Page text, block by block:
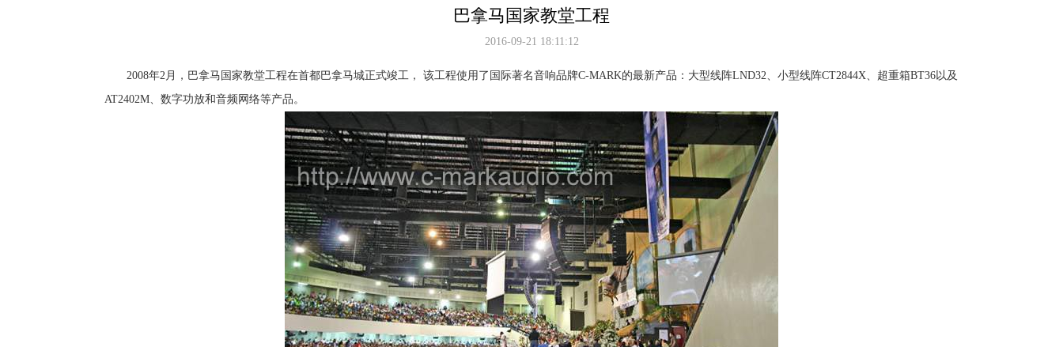
巴拿马国家教堂工程
2016-09-21 18:11:12
2008年2月，巴拿马国家教堂工程在首都巴拿马城正式竣工， 该工程使用了国际著名音响品牌C-MARK的最新产品：大型线阵LND32、小型线阵CT2844X、超重箱BT36以及
AT2402M、数字功放和音频网络等产品。